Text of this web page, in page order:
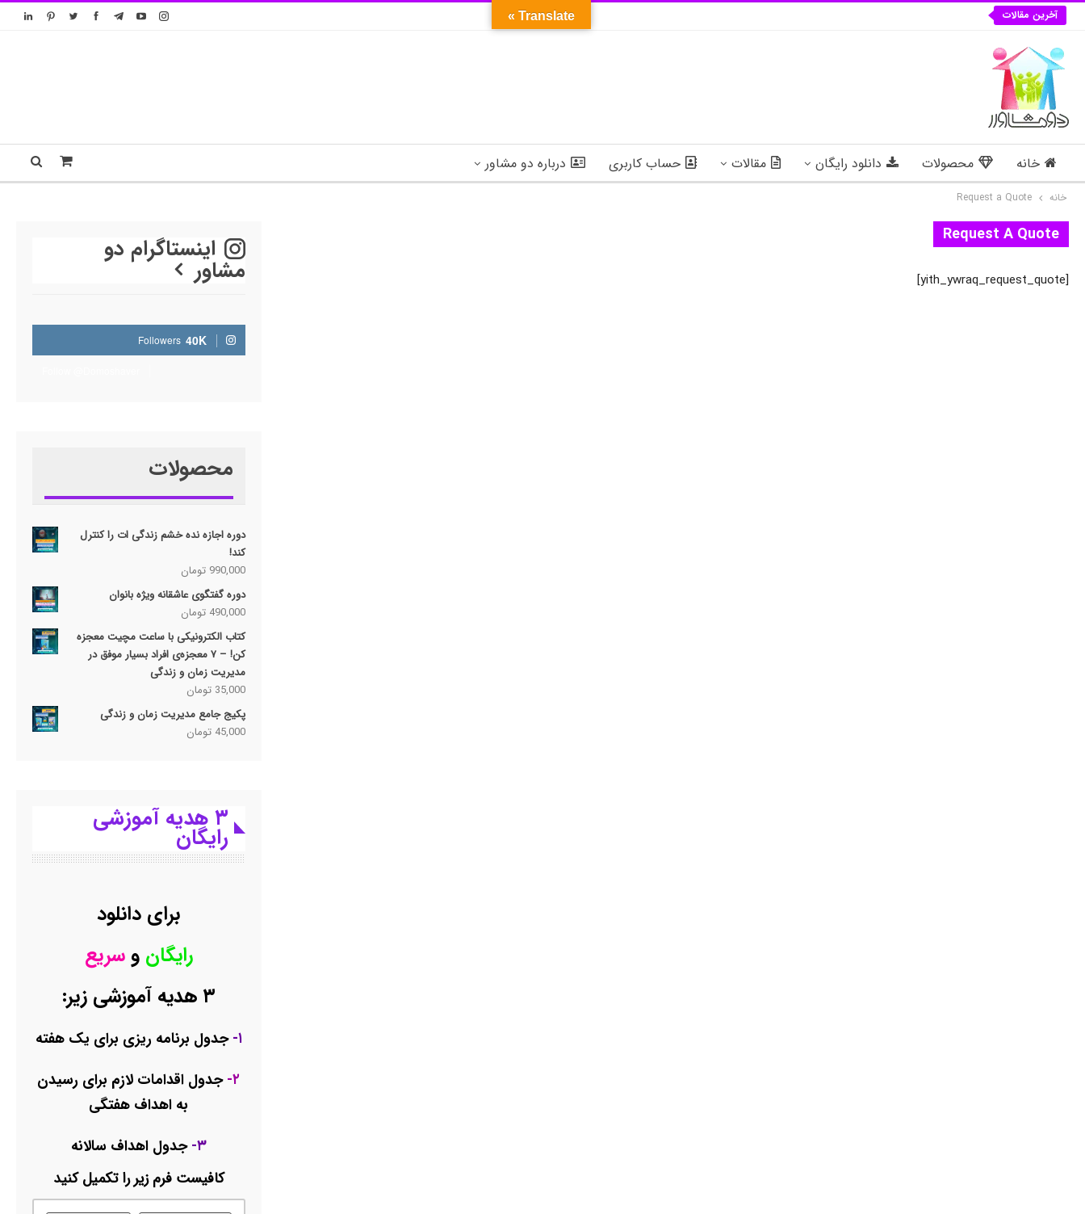
آخرین مقالات
خانه محصولات دانلود رایگان مقالات حساب کاربری درباره دو مشاور
خانه Request a Quote
Request A Quote
[yith_ywraq_request_quote]
اینستاگرام دو
مشاور
40K
Followers
محصولات
دوره اجازه نده خشم زندگی ات را کنترل
کند!
990,000 تومان
دوره گفتگوی عاشقانه ویژه بانوان
490,000 تومان
کتاب الکترونیکی با ساعت مچیت معجزه
کن! – ۷ معجزه‌ی افراد بسیار موفق در
مدیریت زمان و زندگی
35,000 تومان
پکیج جامع مدیریت زمان و زندگی
45,000 تومان
۳ هدیه آموزشی
رایگان
برای دانلود
رایگان وسریع
۳ هدیه آموزشی زیر:
۱- جدول برنامه ریزی برای یک هفته
۲- جدول اقدامات لازم برای رسیدن
به اهداف هفتگی
۳- جدول اهداف سالانه
کافیست فرم زیر را تکمیل کنید
Translate »